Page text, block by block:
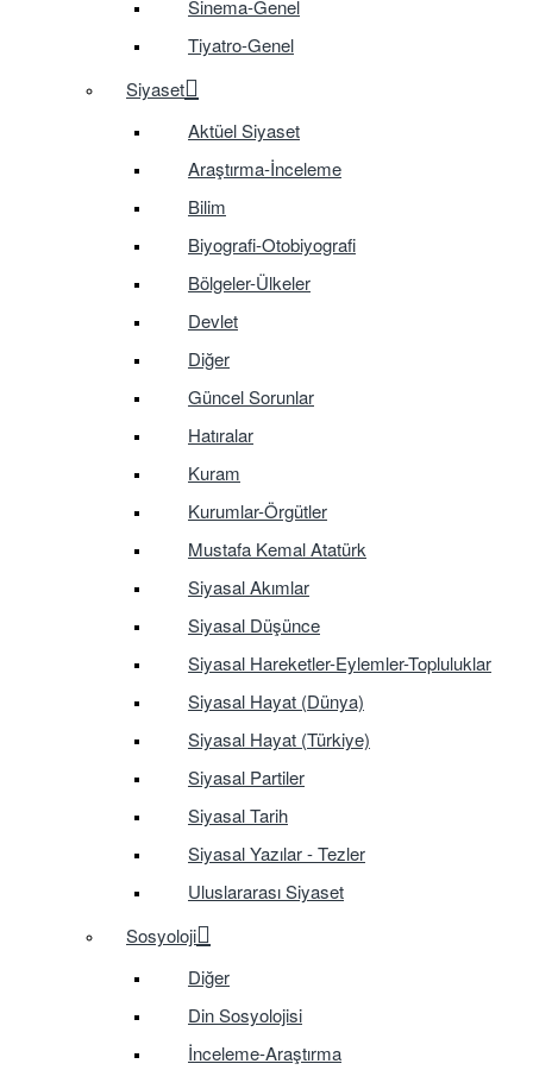
Sinema-Genel
Tiyatro-Genel
Siyaset
Aktüel Siyaset
Araştırma-İnceleme
Bilim
Biyografi-Otobiyografi
Bölgeler-Ülkeler
Devlet
Diğer
Güncel Sorunlar
Hatıralar
Kuram
Kurumlar-Örgütler
Mustafa Kemal Atatürk
Siyasal Akımlar
Siyasal Düşünce
Siyasal Hareketler-Eylemler-Topluluklar
Siyasal Hayat (Dünya)
Siyasal Hayat (Türkiye)
Siyasal Partiler
Siyasal Tarih
Siyasal Yazılar - Tezler
Uluslararası Siyaset
Sosyoloji
Diğer
Din Sosyolojisi
İnceleme-Araştırma